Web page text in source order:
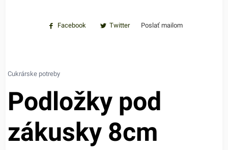
Facebook Twitter Poslať mailom
Cukrárske potreby
Podložky pod
zákusky 8cm